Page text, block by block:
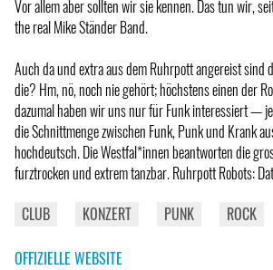
Vor allem aber sollten wir sie kennen. Das tun wir,
the real Mike Ständer Band.
Auch da und extra aus dem Ruhrpott angereist sind
die? Hm, nö, noch nie gehört; höchstens einen der
dazumal haben wir uns nur für Funk interessiert —
die Schnittmenge zwischen Funk, Punk und Krank
hochdeutsch. Die Westfal*innen beantworten die
furztrocken und extrem tanzbar. Ruhrpott Robots:
CLUB
KONZERT PUNK ROCK
OFFIZIELLE WEBSITE